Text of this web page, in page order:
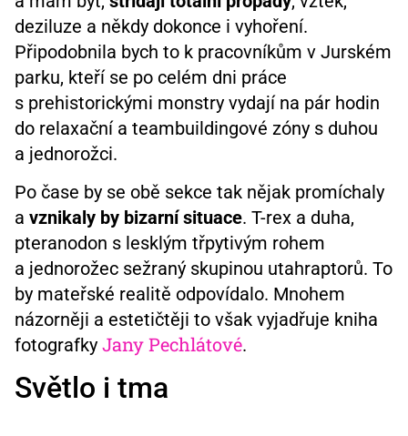
deziluze a někdy dokonce i vyhoření.
Připodobnila bych to k pracovníkům v Jurském
parku, kteří se po celém dni práce
s prehistorickými monstry vydají na pár hodin
do relaxační a teambuildingové zóny s duhou
a jednorožci.
Po čase by se obě sekce tak nějak promíchaly
a vznikaly by bizarní situace. T-rex a duha,
pteranodon s lesklým třpytivým rohem
a jednorožec sežraný skupinou utahraptorů. To
by mateřské realitě odpovídalo. Mnohem
názorněji a estetičtěji to však vyjadřuje kniha
fotografky Jany Pechlátové.
Světlo i tma